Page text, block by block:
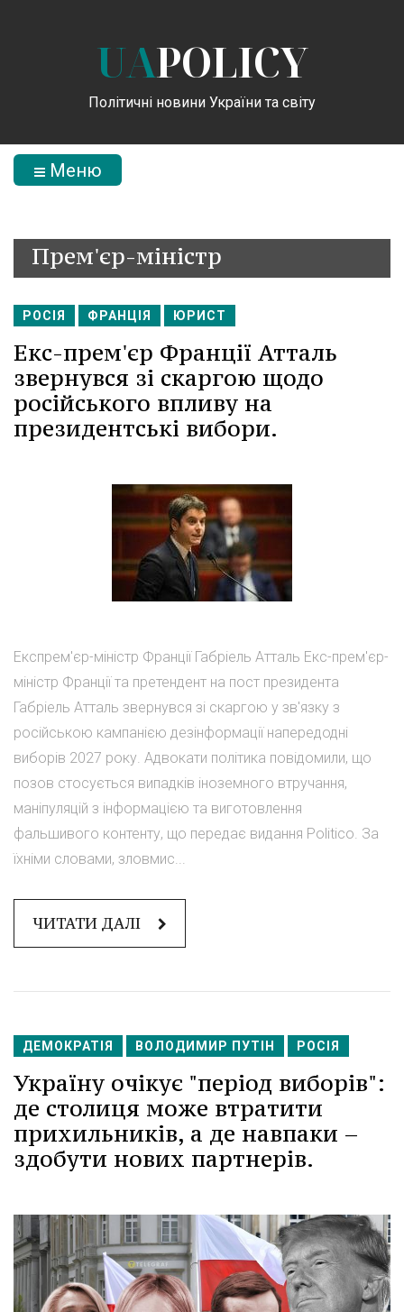
UAPOLICY
Політичні новини України та світу
Меню
Прем'єр-міністр
РОСІЯ ФРАНЦІЯ ЮРИСТ
Екс-прем'єр Франції Атталь
звернувся зі скаргою щодо
російського впливу на
президентські вибори.
Експрем'єр-міністр Франції Габріель Атталь Екс-прем'єр-
міністр Франції та претендент на пост президента
Габріель Атталь звернувся зі скаргою у зв'язку з
російською кампанією дезінформації напередодні
виборів 2027 року. Адвокати політика повідомили, що
позов стосується випадків іноземного втручання,
маніпуляцій з інформацією та виготовлення
фальшивого контенту, що передає видання Politico. За
їхніми словами, зловмис...
ЧИТАТИ ДАЛІ
ДЕМОКРАТІЯ ВОЛОДИМИР ПУТІН РОСІЯ
Україну очікує "період виборів":
де столиця може втратити
прихильників, а де навпаки –
здобути нових партнерів.